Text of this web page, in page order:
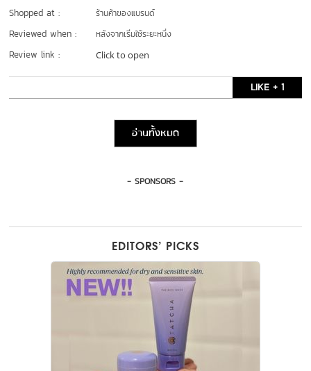
Shopped at : ร้านค้าของแบรนด์
Reviewed when : หลังจากเริ่มใช้ระยะหนึ่ง
Review link : Click to open
LIKE + 1
อ่านทั้งหมด
- SPONSORS -
EDITORS’ PICKS